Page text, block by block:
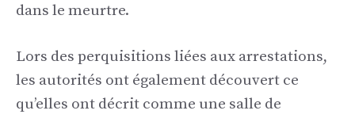
dans le meurtre.
Lors des perquisitions liées aux arrestations,
les autorités ont également découvert ce
qu’elles ont décrit comme une salle de